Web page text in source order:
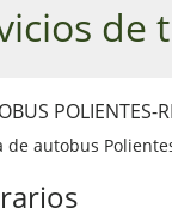
de
POLIENTES-
de autobus